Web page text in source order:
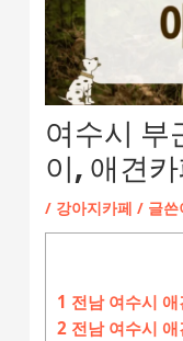
여수시 부
이, 애견
/ 강아지카페 / 글쓴
1 전남 여수시
2 전남 여수시